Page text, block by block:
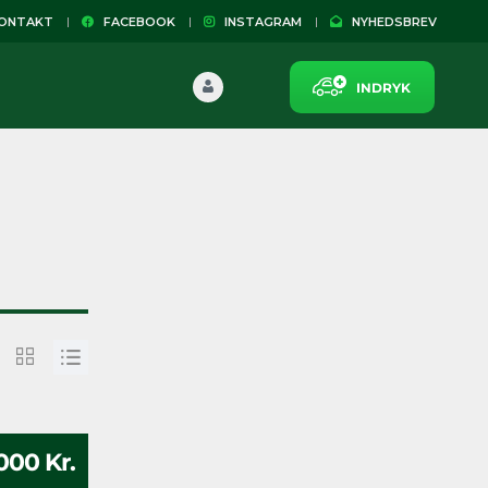
FACEBOOK INSTAGRAM NYHEDSBREV
INDRYK
Kr.